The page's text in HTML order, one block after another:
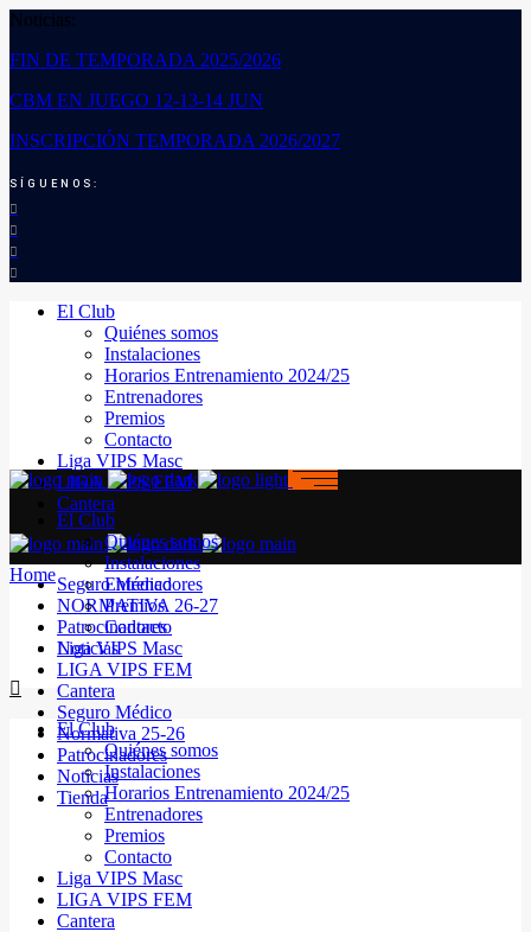
Noticias:
FIN DE TEMPORADA 2025/2026
CBM EN JUEGO 12-13-14 JUN
INSCRIPCIÓN TEMPORADA 2026/2027
SÍGUENOS:
El Club
Quiénes somos
Instalaciones
Horarios Entrenamiento 2024/25
Entrenadores
Premios
Contacto
Liga VIPS Masc
LIGA VIPS FEM
Cantera
Seguro Médico
NORMATIVA 26-27
Patrocinadores
Noticias
El Club
Quiénes somos
Instalaciones
Horarios Entrenamiento 2024/25
Entrenadores
Premios
Contacto
Liga VIPS Masc
LIGA VIPS FEM
Cantera
El Club
Quiénes somos
Instalaciones
Entrenadores
Premios
Contacto
Liga VIPS Masc
LIGA VIPS FEM
Cantera
Seguro Médico
Normativa 25-26
Patrocinadores
Noticias
Tienda
Home